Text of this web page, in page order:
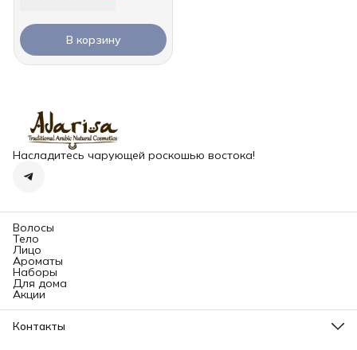
В корзину
Насладитесь чарующей роскошью востока!
Волосы
Тело
Лицо
Ароматы
Наборы
Для дома
Акции
Контакты